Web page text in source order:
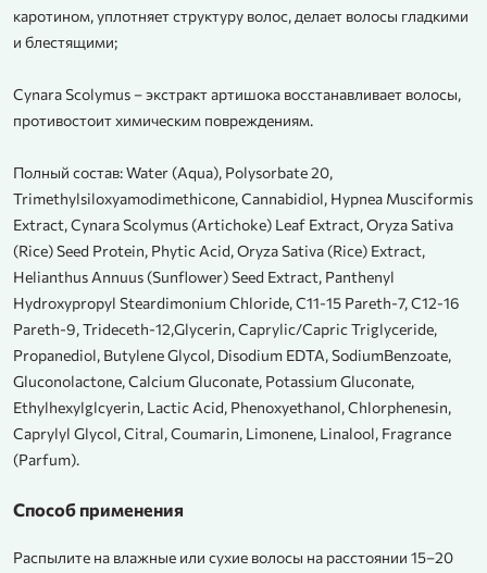
каротином, уплотняет структуру волос, делает волосы гладкими
и блестящими;
Cynara Scolymus – экстракт артишока восстанавливает волосы,
противостоит химическим повреждениям.
Полный состав: Water (Aqua), Polysorbate 20,
Trimethylsiloxyamodimethicone, Cannabidiol, Hypnea Musciformis
Extract, Cynara Scolymus (Artichoke) Leaf Extract, Oryza Sativa
(Rice) Seed Protein, Phytic Acid, Oryza Sativa (Rice) Extract,
Helianthus Annuus (Sunflower) Seed Extract, Panthenyl
Hydroxypropyl Steardimonium Chloride, C11-15 Pareth-7, C12-16
Pareth-9, Trideceth-12,Glycerin, Caprylic/Capric Triglyceride,
Propanediol, Butylene Glycol, Disodium EDTA, SodiumBenzoate,
Gluconolactone, Calcium Gluconate, Potassium Gluconate,
Ethylhexylglcyerin, Lactic Acid, Phenoxyethanol, Chlorphenesin,
Caprylyl Glycol, Citral, Coumarin, Limonene, Linalool, Fragrance
(Parfum).
Способ применения
Распылите на влажные или сухие волосы на расстоянии 15–20